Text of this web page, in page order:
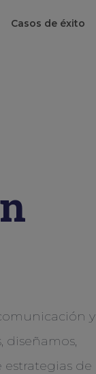
Casos de éxito
y
diseñamos,
de